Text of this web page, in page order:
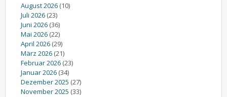
August 2026 (10)
Juli 2026 (23)
Juni 2026 (36)
Mai 2026 (22)
April 2026 (29)
März 2026 (21)
Februar 2026 (23)
Januar 2026 (34)
Dezember 2025 (27)
November 2025 (33)